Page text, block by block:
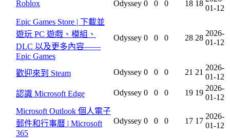
Roblox
Odyssey 0 0 0 18 18
01-12
Epic Games Store | 下載並
遊玩 PC 遊戲、模組、
DLC 以及更多內容——
Epic Games
Odyssey 0 0 0 28 28
2026-
01-12
歡迎來到 Steam Odyssey 0 0 0 21 21
2026-
01-12
認識 Microsoft Edge
Odyssey 0 0 0 19 19
2026-
01-12
Microsoft Outlook 個人電子
郵件和行事曆 | Microsoft
365
Odyssey 0 0 0 17 17
2026-
01-12